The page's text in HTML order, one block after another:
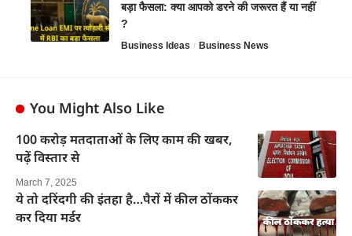
बड़ा फैसला: क्या आपको डरने की जरूरत हैं या नहीं
?
Business Ideas Business News
You Might Also Like
100 करोड़ मतदाताओं के लिए काम की खबर,
पढ़ें विस्तार से
March 7, 2025
ये तो दरिंदगी की इंतहा है…पैरों में कील ठोंककर
कर दिया मर्डर